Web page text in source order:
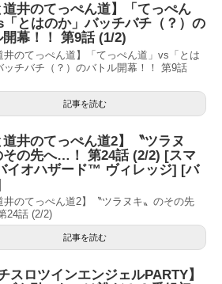
道井のてっぺん道】「てっぺん
「とはのか」バッチバチ（？）の
幕！！ 第9話 (1/2)
井のてっぺん道】「てっぺん道」vs「とは
ッチバチ（？）のバトル開幕！！ 第9話
記事を読む
道井のてっぺん道2】〝ツラヌ
その先へ…！ 第24話 (2/2) [スマ
イオハザード™ ヴィレッジ] [バ
井のてっぺん道2】〝ツラヌキ〟のその先
24話 (2/2)
記事を読む
スロツインエンジェルPARTY】